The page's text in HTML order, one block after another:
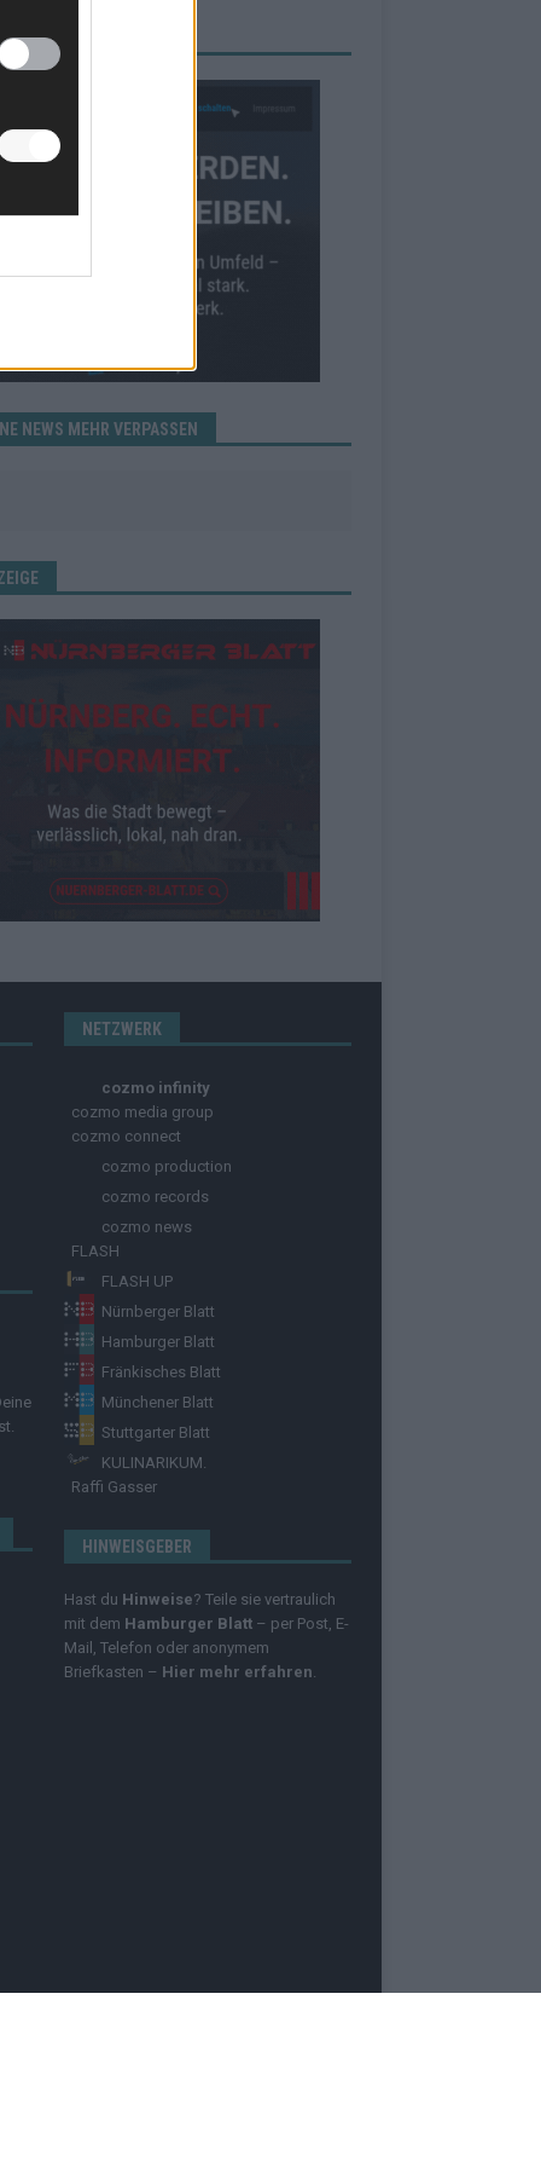
BEI UNS!
NEWS MEHR VERPASSEN
NETZWERK
cozmo infinity
cozmo media group
cozmo connect
cozmo production
cozmo records
cozmo news
FLASH
FLASH UP
Nürnberger Blatt
Hamburger Blatt
Fränkisches Blatt
Münchener Blatt
Stuttgarter Blatt
KULINARIKUM.
Raffi Gasser
HINWEISGEBER
Hast du Hinweise? Teile sie vertraulich
mit dem Hamburger Blatt – per Post, E-
Mail, Telefon oder anonymem
Briefkasten – Hier mehr erfahren.